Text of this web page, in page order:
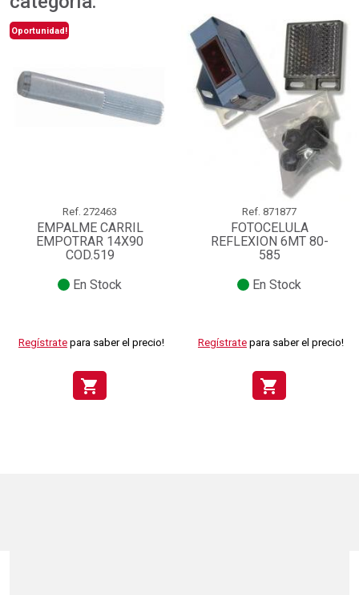
Oportunidad!
Ref. 272463
EMPALME CARRIL
EMPOTRAR 14X90
COD.519
En Stock
Regístrate para saber el precio!
shopping_cart
Ref. 871877
FOTOCELULA
REFLEXION 6MT 80-
585
En Stock
Regístrate para saber el precio!
shopping_cart